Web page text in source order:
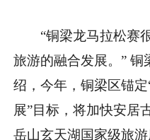
“铜梁龙马拉松赛
旅游的融合发展。” 铜
绍，今年，铜梁区锚
展”目标，将加快安居
岳山玄天湖国家级旅